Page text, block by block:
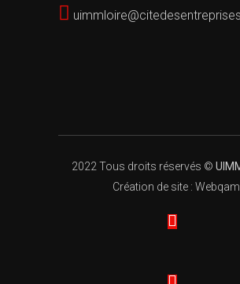
2022 Tous droits réservés ©
Création de site : Webqam